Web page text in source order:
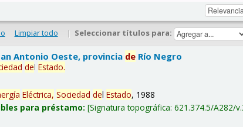
Limpiar todo | Seleccionar títulos para:
Antonio Oeste, provincia de Río Negro
delEstado.
Eléctrica, Sociedad delEstado, 1988
para préstamo: Signatura topográfica:621.374.5/A282/